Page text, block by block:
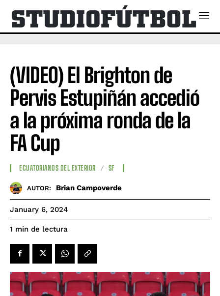
(VIDEO) El Brighton de
Pervis Estupiñán accedió
a la próxima ronda de la
FA Cup
ECUATORIANOS DEL EXTERIOR SF
AUTOR: Brian Campoverde
January 6, 2024
1 min de lectura